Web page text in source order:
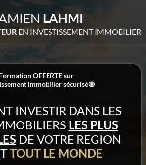
LAHMI
EN INVESTISSEMENT IMMOBILIER
Formation OFFERTE sur
immobilier sécurisé🔴
INVESTIR DANS LES
LES PLUS
DE VOTRE REGION
TOUT LE MONDE